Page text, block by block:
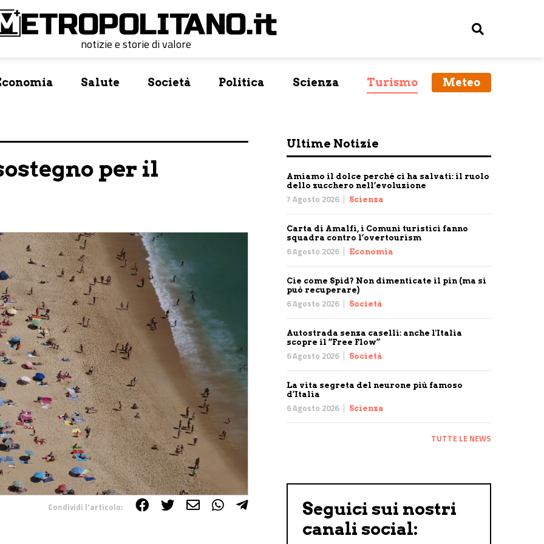
notizie e storie di valore
Salute Società Politica Scienza Turismo Meteo
per il
Condividi l'articolo:
Ultime Notizie
Amiamo il dolce perché ci ha salvati: il ruolo
dello zucchero nell’evoluzione
7 Agosto 2026 Scienza
Carta di Amalfi, i Comuni turistici fanno
squadra contro l’overtourism
6 Agosto 2026 Economia
Cie come Spid? Non dimenticate il pin (ma si
può recuperare)
6 Agosto 2026 Società
Autostrada senza caselli: anche l'Italia
scopre il “Free Flow”
6 Agosto 2026 Società
La vita segreta del neurone più famoso
d’Italia
6 Agosto 2026 Scienza
TUTTE LE NEWS
Seguici sui nostri
canali social: